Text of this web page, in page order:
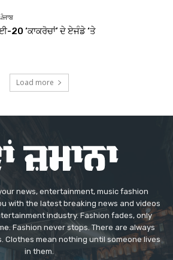
20 ‘ਕਾਕਰੋਚਾਂ’ ਦੇ ਏਜੰਡੇ ‘ਤੇ
Load more
news, entertainment, music fashion
with the latest breaking news and videos
industry. Fashion fades, only
Fashion never stops. There are always
Clothes mean nothing until someone lives
in them.